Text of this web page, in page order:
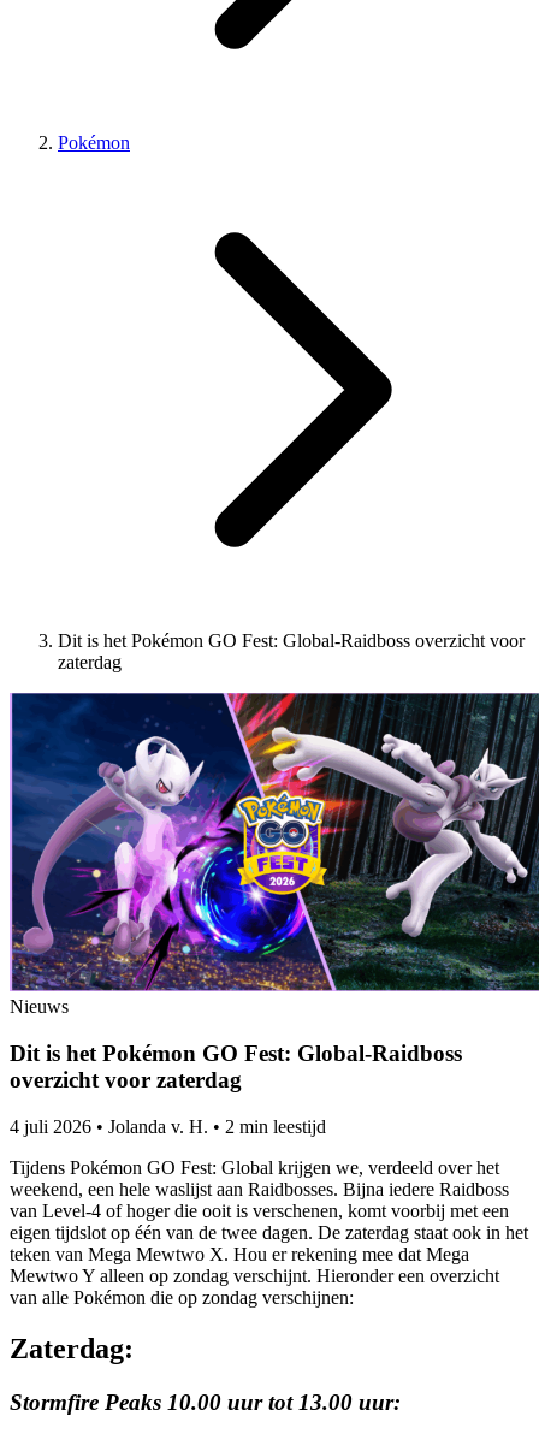
Pokémon
Dit is het Pokémon GO Fest: Global-Raidboss overzicht voor
zaterdag
Nieuws
Dit is het Pokémon GO Fest: Global-Raidboss
overzicht voor zaterdag
4 juli 2026 • Jolanda v. H. • 2 min leestijd
Tijdens Pokémon GO Fest: Global krijgen we, verdeeld over het
weekend, een hele waslijst aan Raidbosses. Bijna iedere Raidboss
van Level-4 of hoger die ooit is verschenen, komt voorbij met een
eigen tijdslot op één van de twee dagen. De zaterdag staat ook in het
teken van Mega Mewtwo X. Hou er rekening mee dat Mega
Mewtwo Y alleen op zondag verschijnt. Hieronder een overzicht
van alle Pokémon die op zondag verschijnen:
Zaterdag:
Stormfire Peaks 10.00 uur tot 13.00 uur: